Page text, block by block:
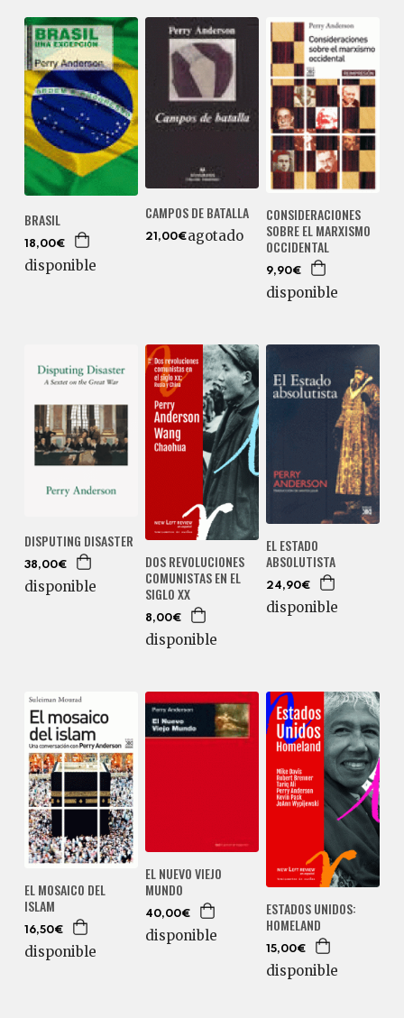
BRASIL
18,00€
disponible
CAMPOS DE BATALLA
21,00€agotado
CONSIDERACIONES
SOBRE EL MARXISMO
OCCIDENTAL
9,90€
disponible
DISPUTING DISASTER
38,00€
disponible
DOS REVOLUCIONES
COMUNISTAS EN EL
SIGLO XX
8,00€
disponible
EL ESTADO
ABSOLUTISTA
24,90€
disponible
EL MOSAICO DEL
ISLAM
16,50€
disponible
EL NUEVO VIEJO
MUNDO
40,00€
disponible
ESTADOS UNIDOS:
HOMELAND
15,00€
disponible